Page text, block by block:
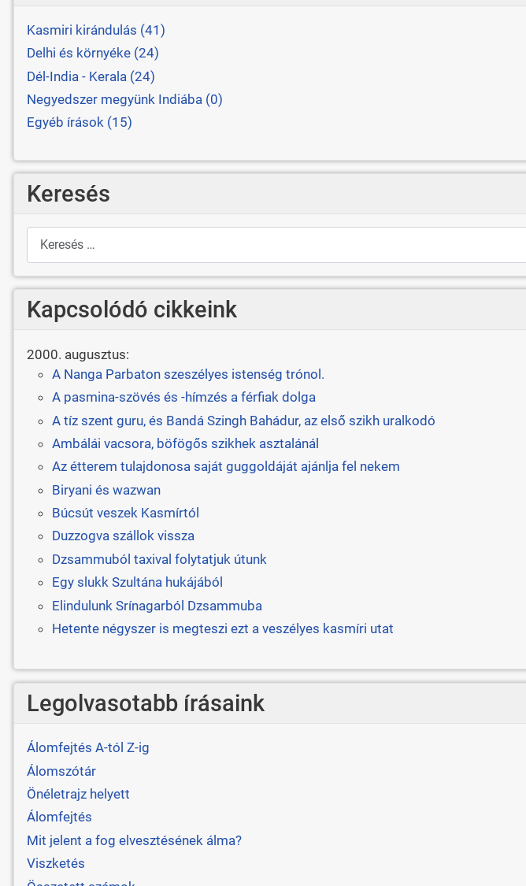
Kasmiri kirándulás (41)
Delhi és környéke (24)
Dél-India - Kerala (24)
Negyedszer megyünk Indiába (0)
Egyéb írások (15)
Keresés
Keresés
Kapcsolódó cikkeink
2000. augusztus:
A Nanga Parbaton szeszélyes istenség trónol.
A pasmina-szövés és -hímzés a férfiak dolga
A tíz szent guru, és Bandá Szingh Bahádur, az első szikh uralkodó
Ambálái vacsora, böfögős szikhek asztalánál
Az étterem tulajdonosa saját guggoldáját ajánlja fel nekem
Biryani és wazwan
Búcsút veszek Kasmírtól
Duzzogva szállok vissza
Dzsammuból taxival folytatjuk útunk
Egy slukk Szultána hukájából
Elindulunk Srínagarból Dzsammuba
Hetente négyszer is megteszi ezt a veszélyes kasmíri utat
Legolvasotabb írásaink
Álomfejtés A-tól Z-ig
Álomszótár
Önéletrajz helyett
Álomfejtés
Mit jelent a fog elvesztésének álma?
Viszketés